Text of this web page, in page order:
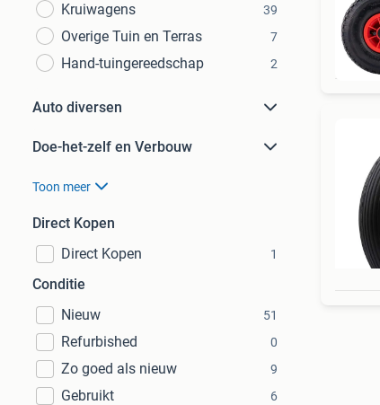
Kruiwagens
39
Overige Tuin en Terras 7
Hand-tuingereedschap 2
Auto diversen
Doe-het-zelf en Verbouw
Toon meer
Direct Kopen
Direct Kopen
1
Conditie
Nieuw
51
Refurbished 0
Zo goed als nieuw 9
Gebruikt 6